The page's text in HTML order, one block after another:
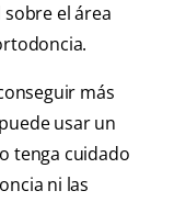
sobre el área
más
usar un
tenga cuidado
ni las